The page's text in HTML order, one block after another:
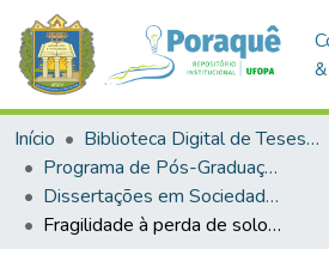
Início
Biblioteca Digital de Teses e Dissertações (BDTD)
Programa de Pós-Graduação em Sociedade, Ambiente e Qualidade de Vida (PPGSAQ)
Dissertações em Sociedade, Ambiente e Qualidade de Vida (Mestrado)
Fragilidade à perda de solo pelo processo erosivo das chuvas nas áreas rurais do município de Ruropólis, Pará.